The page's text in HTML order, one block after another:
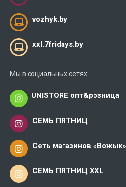
vozhyk.by
xxl.7fridays.by
Мы в социальных сетях:
UNISTORE опт&розница
СЕМЬ ПЯТНИЦ
Cеть магазинов «Вожык»
СЕМЬ ПЯТНИЦ XXL